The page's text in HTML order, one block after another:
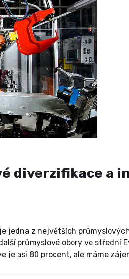
diverzifikace a
jedna z největších
průmyslové obory ve střední
asi 80 procent, ale máme